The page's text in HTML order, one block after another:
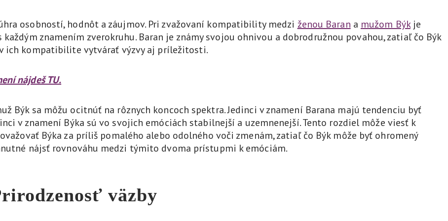
osobností, hodnôt a záujmov. Pri zvažovaní kompatibility medzi ženou Baran a mužom Býkje
znamením zverokruhu. Baran je známy svojou ohnivou a dobrodružnou povahou, zatiaľ čo Býk
ich kompatibilite vytvárať výzvy aj príležitosti.
nájdeš TU.
Býk sa môžu ocitnúť na rôznych koncoch spektra. Jedinci v znamení Barana majú tendenciu byť
v znamení Býka sú vo svojich emóciách stabilnejší a uzemnenejší. Tento rozdiel môže viesť k
Býka za príliš pomalého alebo odolného voči zmenám, zatiaľ čo Býk môže byť ohromený
nájsť rovnováhu medzi týmito dvoma prístupmi k emóciám.
väzby